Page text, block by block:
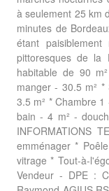
à seulement 25 km
minutes de
étant
pittoresques de la
habitable de 90
manger - 30.5 m²
3.5 m² * Chambre
bain - 4 m² -
INFORMATIONS
emménager *
vitrage * Tout-à-
Vendeur - DPE :